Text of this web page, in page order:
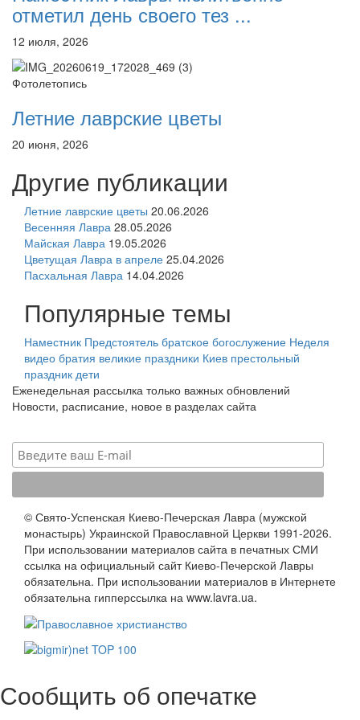
отметил день своего тез ...
12 июля, 2026
Фотолетопись
Летние лаврские цветы
20 июня, 2026
Другие публикации
Летние лаврские цветы 20.06.2026
Весенняя Лавра 28.05.2026
Майская Лавра 19.05.2026
Цветущая Лавра в апреле 25.04.2026
Пасхальная Лавра 14.04.2026
Популярные темы
Наместник Предстоятель братское богослужение Неделя
видео братия великие праздники Киев престольный
праздник дети
Еженедельная рассылка только важных обновлений
Новости, расписание, новое в разделах сайта
© Свято-Успенская Киево-Печерская Лавра (мужской
монастырь) Украинской Православной Церкви 1991-2026.
При использовании материалов сайта в печатных СМИ
ссылка на официальный сайт Киево-Печерской Лавры
обязательна. При использовании материалов в Интернете
обязательна гипперссылка на www.lavra.ua.
Сообщить об опечатке